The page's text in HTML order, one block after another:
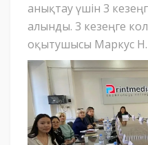
анықтау үшін 3
алынды. 3 кезеңге
оқытушысы Маркус